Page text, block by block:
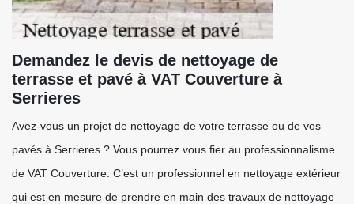
Demandez le devis de nettoyage de
terrasse et pavé à VAT Couverture à
Serrieres
Avez-vous un projet de nettoyage de votre terrasse ou de vos
pavés à Serrieres ? Vous pourrez vous fier au professionnalisme
de VAT Couverture. C’est un professionnel en nettoyage extérieur
qui est en mesure de prendre en main des travaux de nettoyage